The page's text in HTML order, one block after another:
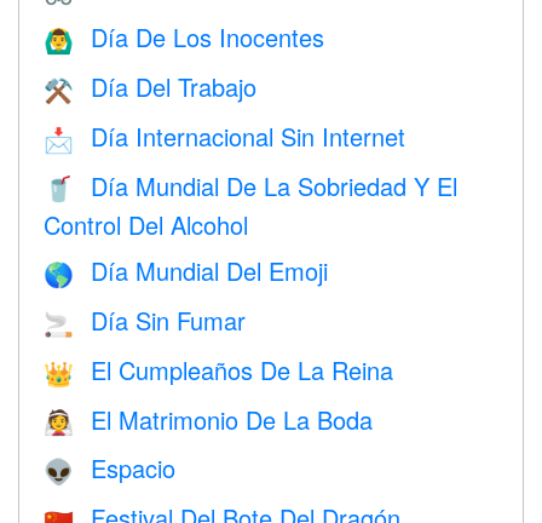
🙆‍♂️ Día De Los Inocentes
⚒️ Día Del Trabajo
📩 Día Internacional Sin Internet
🥤
Día Mundial De La Sobriedad Y El
Control Del Alcohol
🌎 Día Mundial Del Emoji
🚬 Día Sin Fumar
👑 El Cumpleaños De La Reina
👰 El Matrimonio De La Boda
👽 Espacio